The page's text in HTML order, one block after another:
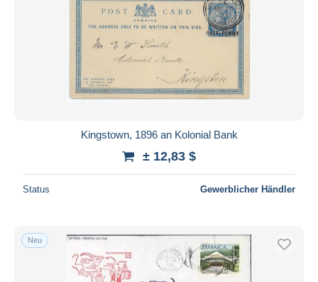
Kingstown, 1896 an Kolonial Bank
± 12,83 $
Status Gewerblicher Händler
Neu